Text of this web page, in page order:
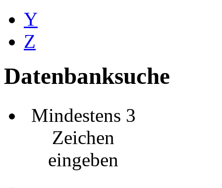
Y
Z
Datenbanksuche
Mindestens 3
Zeichen
eingeben